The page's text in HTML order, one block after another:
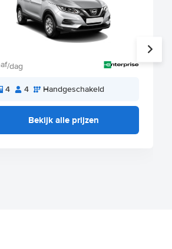
/dag
4 4 Handgeschakeld
Bekijk alle prijzen